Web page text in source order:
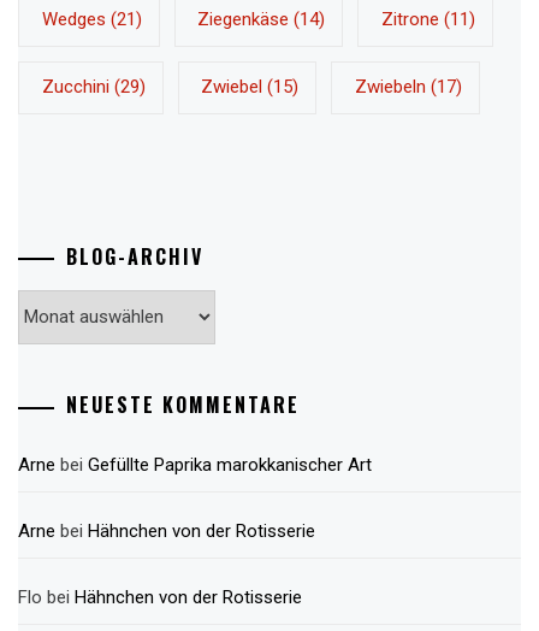
Wedges (21) Ziegenkäse (14) Zitrone (11)
Zucchini (29) Zwiebel (15) Zwiebeln (17)
BLOG-ARCHIV
NEUESTE KOMMENTARE
Arne bei Gefüllte Paprika marokkanischer Art
Arne bei Hähnchen von der Rotisserie
Flo bei Hähnchen von der Rotisserie